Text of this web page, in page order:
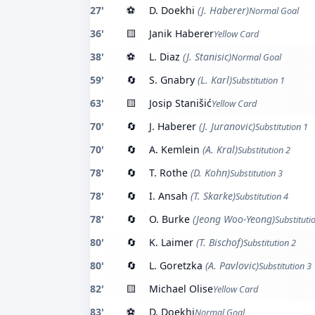
27' ⚽ D. Doekhi (J. Haberer)Normal Goal
36' 🟨 Janik HabererYellow Card
38' ⚽ L. Diaz (J. Stanisic)Normal Goal
59' 🔄 S. Gnabry (L. Karl)Substitution 1
63' 🟨 Josip StanišićYellow Card
70' 🔄 J. Haberer (J. Juranovic)Substitution 1
70' 🔄 A. Kemlein (A. Kral)Substitution 2
78' 🔄 T. Rothe (D. Kohn)Substitution 3
78' 🔄 I. Ansah (T. Skarke)Substitution 4
78' 🔄 O. Burke (Jeong Woo-Yeong)
80' 🔄 K. Laimer (T. Bischof)Substitution 2
80' 🔄 L. Goretzka (A. Pavlovic)Substitution 3
82' 🟨 Michael OliseYellow Card
83' ⚽ D. DoekhiNormal Goal